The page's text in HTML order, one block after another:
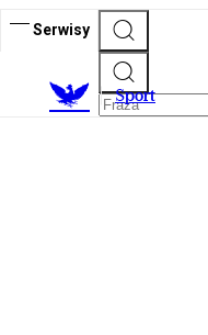
Serwisy
Sport